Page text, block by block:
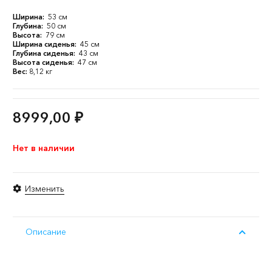
Ширина: 53 см
Глубина: 50 см
Высота: 79 см
Ширина сиденья: 45 см
Глубина сиденья: 43 см
Высота сиденья: 47 см
Вес: 8,12 кг
8999,00 ₽
Нет в наличии
Изменить
Описание